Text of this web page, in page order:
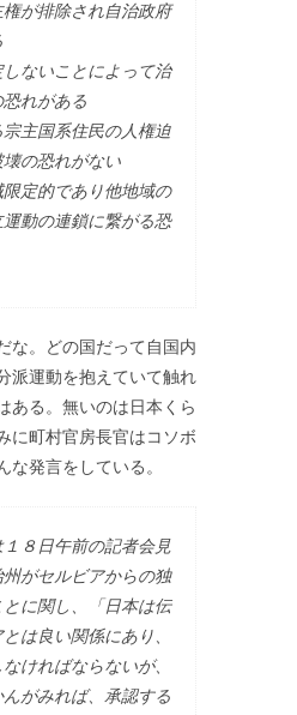
が排除され自治政府
ないことによって治
れがある
主国系住民の人権迫
の恐れがない
定的であり他地域の
動の連鎖に繋がる恐
な。どの国だって自国内
派運動を抱えていて触れ
ある。無いのは日本くら
に町村官房長官はコソボ
な発言をしている。
８日午前の記者会見
がセルビアからの独
とに関し、「日本は伝
は良い関係にあり、
ければならないが、
がみれば、承認する